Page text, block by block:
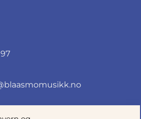
7010 TRONDHEIM